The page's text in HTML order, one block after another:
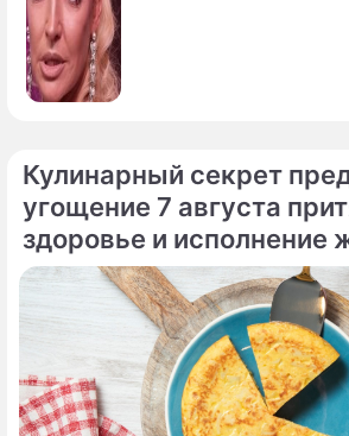
Кулинарный секрет
угощение 7 августа
здоровье и исполнение